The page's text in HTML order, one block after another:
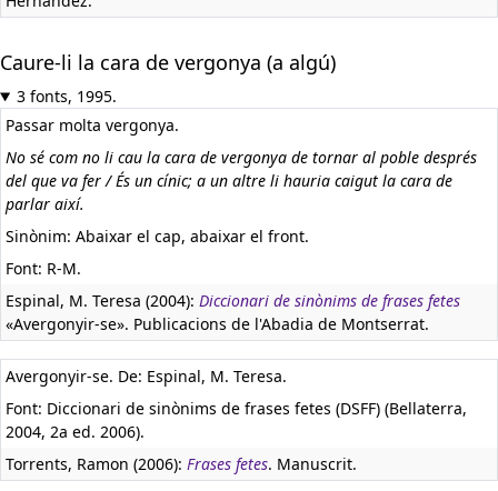
Caure-li la cara de vergonya (a algú)
3 fonts, 1995.
Passar molta vergonya.
No sé com no li cau la cara de vergonya de tornar al poble després
del que va fer / És un cínic; a un altre li hauria caigut la cara de
parlar així.
Sinònim: Abaixar el cap, abaixar el front.
Font: R-M.
Espinal, M. Teresa (2004): Diccionari de sinònims de frases fetes
«Avergonyir-se». Publicacions de l'Abadia de Montserrat.
Avergonyir-se. De: Espinal, M. Teresa.
Font: Diccionari de sinònims de frases fetes (DSFF) (Bellaterra,
2004, 2a ed. 2006).
Torrents, Ramon (2006): Frases fetes. Manuscrit.